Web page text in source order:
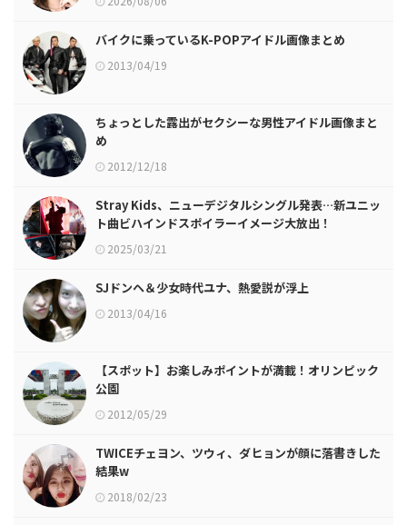
バイクに乗っているK-POPアイドル画像まとめ
2013/04/19
ちょっとした露出がセクシーな男性アイドル画像まと
め
2012/12/18
Stray Kids、ニューデジタルシングル発表…新ユニッ
ト曲ビハインドスポイラーイメージ大放出！
2025/03/21
SJドンヘ＆少女時代ユナ、熱愛説が浮上
2013/04/16
【スポット】お楽しみポイントが満載！オリンピック
公園
2012/05/29
TWICEチェヨン、ツウィ、ダヒョンが顔に落書きした
結果w
2018/02/23